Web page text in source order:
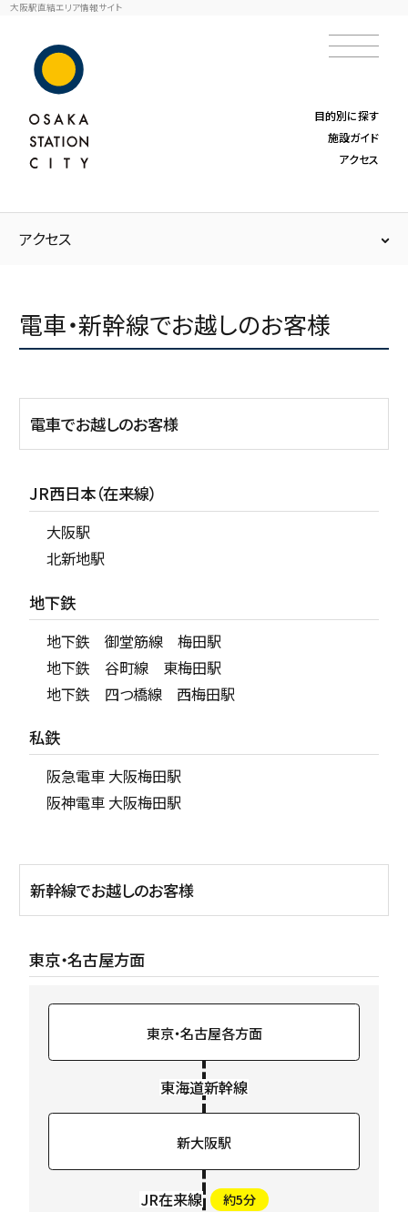
大阪駅直結エリア情報サイト
目的別に探す
施設ガイド
アクセス
アクセス
電車・新幹線でお越しのお客様
電車でお越しのお客様
JR西日本（在来線）
大阪駅
北新地駅
地下鉄
地下鉄 御堂筋線 梅田駅
地下鉄 谷町線 東梅田駅
地下鉄 四つ橋線 西梅田駅
私鉄
阪急電車 大阪梅田駅
阪神電車 大阪梅田駅
新幹線でお越しのお客様
東京・名古屋方面
東京・名古屋各方面
東海道新幹線
新大阪駅
約5分
JR在来線